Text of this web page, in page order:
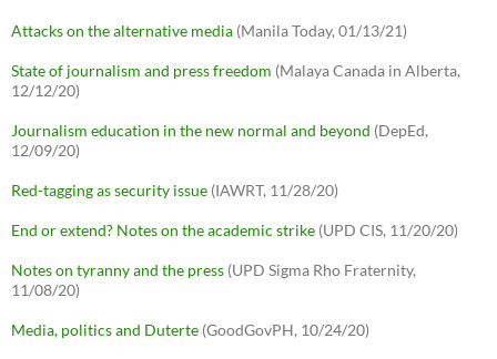
Attacks on the alternative media (Manila Today, 01/13/21)
State of journalism and press freedom (Malaya Canada in Alberta,
12/12/20)
Journalism education in the new normal and beyond (DepEd,
12/09/20)
Red-tagging as security issue (IAWRT, 11/28/20)
End or extend? Notes on the academic strike (UPD CIS, 11/20/20)
Notes on tyranny and the press (UPD Sigma Rho Fraternity,
11/08/20)
Media, politics and Duterte (GoodGovPH, 10/24/20)